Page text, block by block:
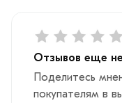
Отзывов еще
Поделитесь
покупателям в